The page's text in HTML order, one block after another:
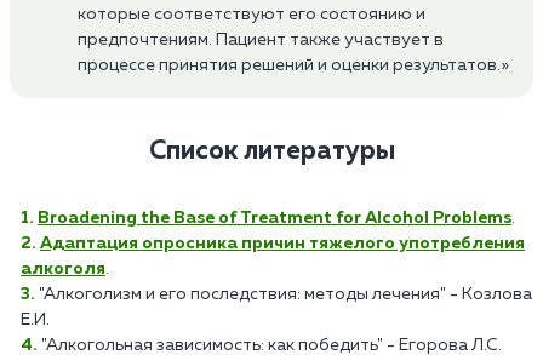
которые соответствуют его состоянию и
предпочтениям. Пациент также участвует в
процессе принятия решений и оценки результатов.»
Список литературы
Broadening the Base of Treatment for Alcohol Problems.
Адаптация опросника причин тяжелого употребления
алкоголя.
"Алкоголизм и его последствия: методы лечения" - Козлова
Е.И.
"Алкогольная зависимость: как победить" - Егорова Л.С.